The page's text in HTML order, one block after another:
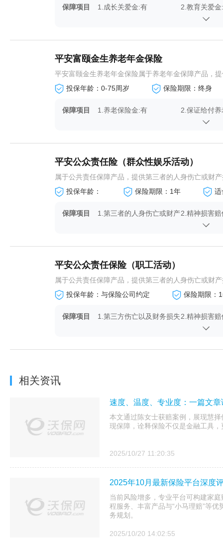
保障项目 1.成长关爱金:有
2.教育关爱金
5.身故保险
平安富颐金生养老年金保险
平安富颐金生养老年金保险属于养老年金保障产品，
投保年龄：0-75周岁
保险期限：终身
保障项目 1.养老保险金:有
2.保证给付
平安公众责任险（群众性娱乐活动）
属于公共责任保障产品，提供第三者的人身伤亡或财
投保年龄：
保险期限：1年 适
保障项目
1.第三者的人身伤亡或财产2.精神损害
平安公众责任保险（职工活动）
属于公共责任保障产品，提供第三者的人身伤亡或财
投保年龄：与保险公司约定
保险期限：
保障项目
1.第三方伤亡以及财务损失2.精神损害
相关资讯
速度、温度、专业度：一篇文
本文通过陈女士获赔案例，展现慧
现保障，诠释保险不仅是金融工具
2025/10/27 11:20:35
2025年10月最新保险平台深度
当前风险增多，专业平台可构建家
程服务、丰富产品与“小马理赔”等
务规划。
2025/10/20 14:02:55